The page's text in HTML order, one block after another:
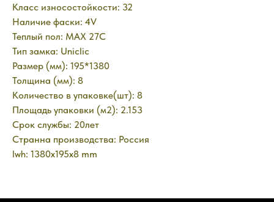
Класс износостойкости: 32
Наличие фаски: 4V
Теплый пол: MAX 27C
Тип замка: Uniclic
Размер (мм): 195*1380
Толщина (мм): 8
Количество в упаковке(шт): 8
Площадь упаковки (м2): 2.153
Срок службы: 20лет
Странна производства: Россия
lwh: 1380x195x8 mm